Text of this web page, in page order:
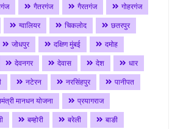
गैतरगंज गैरतगंज
गोहरगंज
ग्वालियर चिकलोद
छतरपुर
जोधपुर दक्षिण मुंबई
दमोह
देवनगर देवास देश
धार
नटेरन नरसिंहपुर
पानीपत
मानधन योजना
प्रयागराज
बम्होरी बरेली
बाङी